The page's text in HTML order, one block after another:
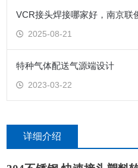
VCR接头焊接哪家好，南京联
2025-08-21
特种气体配送气源端设计
2023-03-22
详细介绍